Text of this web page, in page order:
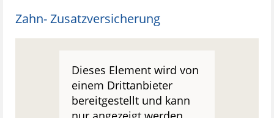
Zahn- Zusatzversicherung
Dieses Element wird von
einem Drittanbieter
bereitgestellt und kann